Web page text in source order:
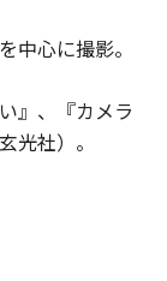
中心に撮影。
』、『カメラ
光社）。